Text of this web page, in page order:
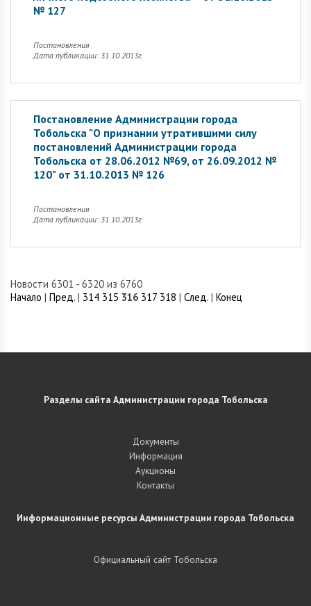
№ 127
Постановления
Дата публикации: 31.10.2013г.
Постановление Администрации города
Тобольска "О признании утратившими силу
постановлений Администрации города
Тобольска от 28.06.2012 №69, от 26.09.2012 №
120" от 31.10.2013 № 126
Постановления
Дата публикации: 31.10.2013г.
Новости 6301 - 6320 из 6760
Начало | Пред. | 314 315 316 317 318 | След. | Конец
Разделы сайта Администрации города Тобольска
Документы
Информация
Аукционы
Контакты
Информационные ресурсы Администрации города Тобольска
Официальный сайт Тобольска